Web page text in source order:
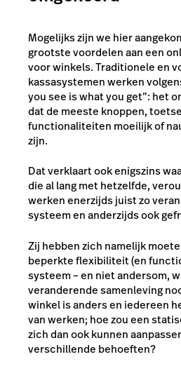
Mogelijks zijn we hier
grootste voordelen aan een
voor winkels. Traditionele en
kassasystemen werken
you see is what you get”: het
dat de meeste knoppen,
functionaliteiten moeilijk of
zijn.
Dat verklaart ook enigszins
die al lang met hetzelfde,
werken enerzijds juist zo
systeem en anderzijds ook
Zij hebben zich namelijk
beperkte flexibiliteit (en
systeem – en niet andersom,
veranderende samenleving
winkel is anders en iedereen
van werken; hoe zou een
zich dan ook kunnen
verschillende behoeften?